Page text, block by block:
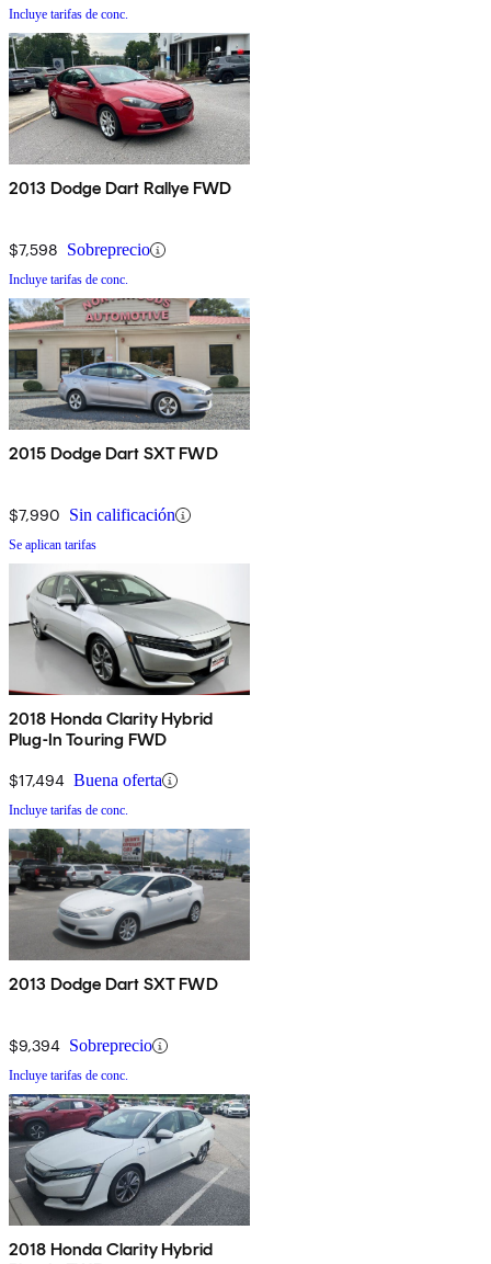
Incluye tarifas de conc.
2013 Dodge Dart Rallye FWD
$7,598 Sobreprecio
Incluye tarifas de conc.
2015 Dodge Dart SXT FWD
$7,990 Sin calificación
Se aplican tarifas
2018 Honda Clarity Hybrid
Plug-In Touring FWD
$17,494 Buena oferta
Incluye tarifas de conc.
2013 Dodge Dart SXT FWD
$9,394 Sobreprecio
Incluye tarifas de conc.
2018 Honda Clarity Hybrid